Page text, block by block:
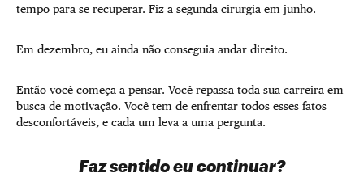
tempo para se recuperar. Fiz a segunda cirurgia em junho.
Em dezembro, eu ainda não conseguia andar direito.
Então você começa a pensar. Você repassa toda sua carreira em
busca de motivação. Você tem de enfrentar todos esses fatos
desconfortáveis, e cada um leva a uma pergunta.
Faz sentido eu continuar?